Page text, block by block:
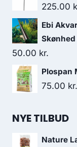
225.00
Ebi
50.00 kr.
Plospan
75.00 kr.
NYE TILBUD
Nature